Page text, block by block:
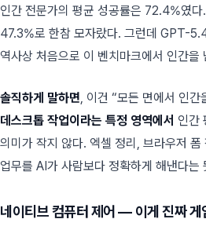
인간 전문가의 평균 성공률은 72.4%였
47.3%로 한참 모자랐다. 그런데 GPT-
역사상 처음으로 이 벤치마크에서 인간을
솔직하게 말하면 , 이건 “모든 면에서 인
데스크톱 작업이라는 특정 영역에서 인간
의미가 작지 않다. 엑셀 정리, 브라우저
업무를 AI가 사람보다 정확하게 해낸다는
네이티브 컴퓨터 제어 — 이게 진짜 게